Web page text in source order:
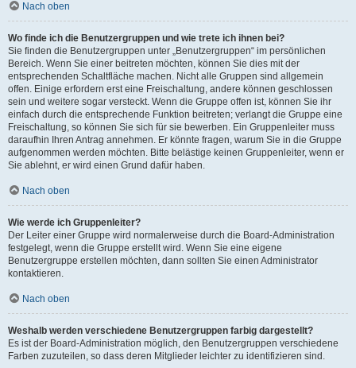
Nach oben
Wo finde ich die Benutzergruppen und wie trete ich ihnen bei?
Sie finden die Benutzergruppen unter „Benutzergruppen“ im persönlichen
Bereich. Wenn Sie einer beitreten möchten, können Sie dies mit der
entsprechenden Schaltfläche machen. Nicht alle Gruppen sind allgemein
offen. Einige erfordern erst eine Freischaltung, andere können geschlossen
sein und weitere sogar versteckt. Wenn die Gruppe offen ist, können Sie ihr
einfach durch die entsprechende Funktion beitreten; verlangt die Gruppe eine
Freischaltung, so können Sie sich für sie bewerben. Ein Gruppenleiter muss
daraufhin Ihren Antrag annehmen. Er könnte fragen, warum Sie in die Gruppe
aufgenommen werden möchten. Bitte belästige keinen Gruppenleiter, wenn er
Sie ablehnt, er wird einen Grund dafür haben.
Nach oben
Wie werde ich Gruppenleiter?
Der Leiter einer Gruppe wird normalerweise durch die Board-Administration
festgelegt, wenn die Gruppe erstellt wird. Wenn Sie eine eigene
Benutzergruppe erstellen möchten, dann sollten Sie einen Administrator
kontaktieren.
Nach oben
Weshalb werden verschiedene Benutzergruppen farbig dargestellt?
Es ist der Board-Administration möglich, den Benutzergruppen verschiedene
Farben zuzuteilen, so dass deren Mitglieder leichter zu identifizieren sind.